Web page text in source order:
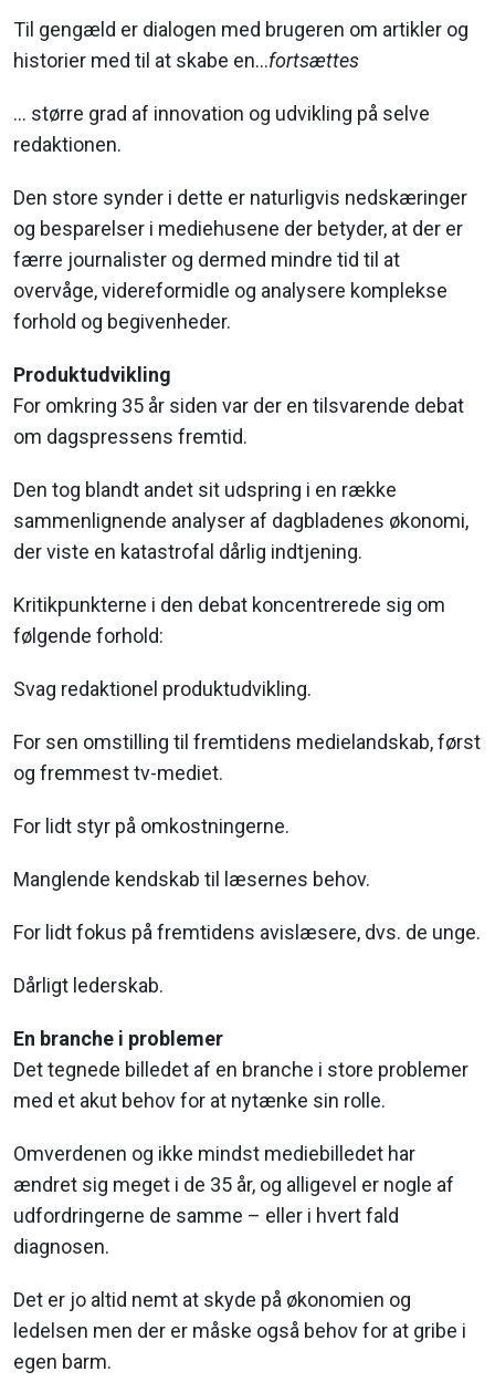
Til gengæld er dialogen med brugeren om artikler og
historier med til at skabe en...fortsættes
... større grad af innovation og udvikling på selve
redaktionen.
Den store synder i dette er naturligvis nedskæringer
og besparelser i mediehusene der betyder, at der er
færre journalister og dermed mindre tid til at
overvåge, videreformidle og analysere komplekse
forhold og begivenheder.
Produktudvikling
For omkring 35 år siden var der en tilsvarende debat
om dagspressens fremtid.
Den tog blandt andet sit udspring i en række
sammenlignende analyser af dagbladenes økonomi,
der viste en katastrofal dårlig indtjening.
Kritikpunkterne i den debat koncentrerede sig om
følgende forhold:
Svag redaktionel produktudvikling.
For sen omstilling til fremtidens medielandskab, først
og fremmest tv-mediet.
For lidt styr på omkostningerne.
Manglende kendskab til læsernes behov.
For lidt fokus på fremtidens avislæsere, dvs. de unge.
Dårligt lederskab.
En branche i problemer
Det tegnede billedet af en branche i store problemer
med et akut behov for at nytænke sin rolle.
Omverdenen og ikke mindst mediebilledet har
ændret sig meget i de 35 år, og alligevel er nogle af
udfordringerne de samme – eller i hvert fald
diagnosen.
Det er jo altid nemt at skyde på økonomien og
ledelsen men der er måske også behov for at gribe i
egen barm.